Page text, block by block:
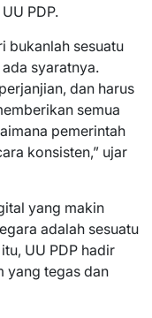
PDP.
bukanlah sesuatu
syaratnya.
dan harus
semua
pemerintah
konsisten,” ujar
yang makin
adalah sesuatu
UU PDP hadir
yang tegas dan